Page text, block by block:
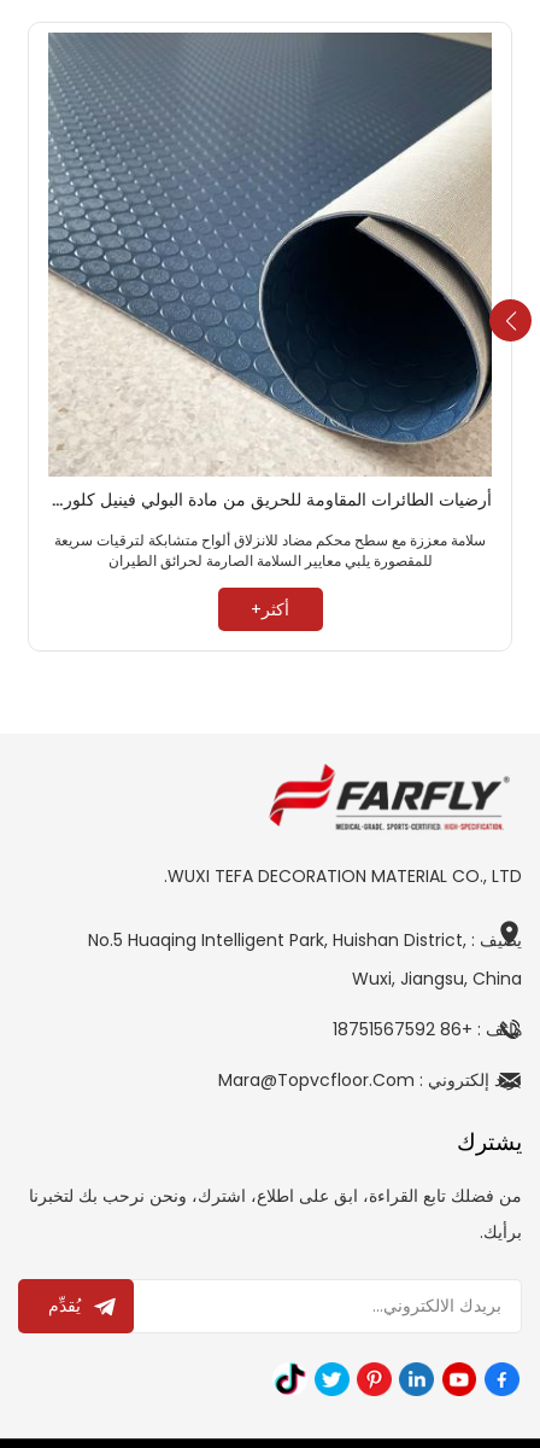
أرضيات الطائرات المقاومة للحريق من مادة البولي فينيل كلوريد (PVC) من ProGuard Plus، أرضيات كابينة متينة للخطوط الجوية التجارية
سلامة معززة مع سطح محكم مضاد للانزلاق ألواح متشابكة لترقيات سريعة
للمقصورة يلبي معايير السلامة الصارمة لحرائق الطيران ​
أكثر+
WUXI TEFA DECORATION MATERIAL CO., LTD.
يضيف : No.5 Huaqing Intelligent Park, Huishan District,
Wuxi, Jiangsu, China
هاتف : +86 18751567592
بريد إلكتروني : Mara@topvcfloor.com
يشترك
من فضلك تابع القراءة، ابق على اطلاع، اشترك، ونحن نرحب بك لتخبرنا
برأيك.
يُقدِّم